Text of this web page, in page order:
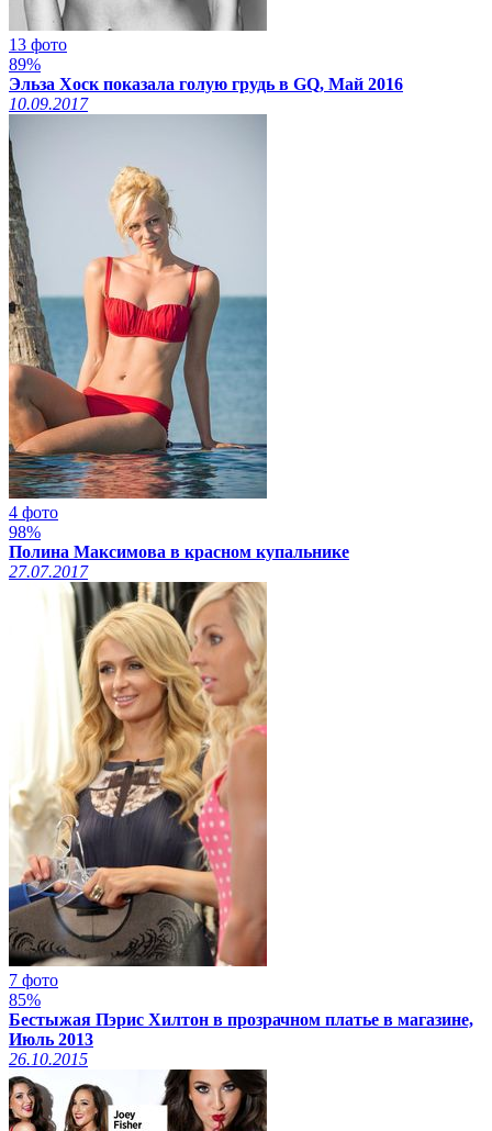
13 фото
89%
Эльза Хоск показала голую грудь в GQ, Май 2016
10.09.2017
4 фото
98%
Полина Максимова в красном купальнике
27.07.2017
7 фото
85%
Бестыжая Пэрис Хилтон в прозрачном платье в магазине,
Июль 2013
26.10.2015